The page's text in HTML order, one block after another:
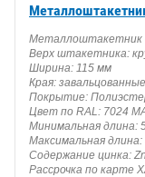
Металлоштакетник
Верх штакетника:
Ширина: 115 мм
Края: завальцованные
Покрытие:
Цвет по RAL: 7024
Минимальная длина:
Максимальная
Содержание цинка:
Рассрочка по карте